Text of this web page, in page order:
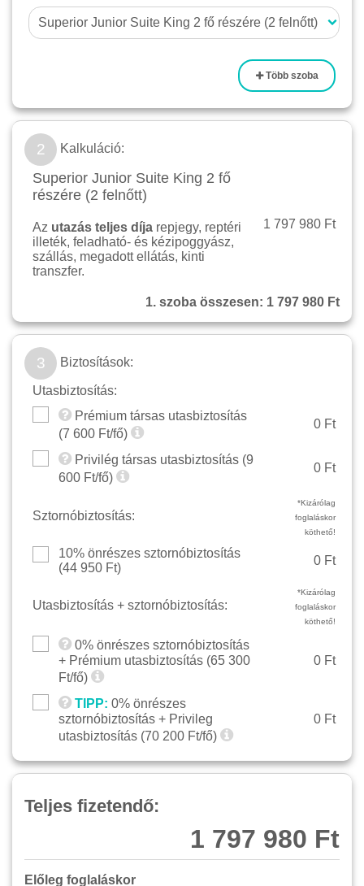
Több szoba
2 Kalkuláció:
Superior Junior Suite King 2 fő
részére (2 felnőtt)
Az utazás teljes díja repjegy, reptéri
illeték, feladható- és kézipoggyász,
szállás, megadott ellátás, kinti
transzfer.
1 797 980 Ft
1. szoba összesen: 1 797 980 Ft
3 Biztosítások:
Utasbiztosítás:
Prémium társas utasbiztosítás
(7 600 Ft/fő)
0 Ft
Privilég társas utasbiztosítás (9
600 Ft/fő)
0 Ft
Sztornóbiztosítás:
*Kizárólag
foglaláskor
köthető!
10% önrészes sztornóbiztosítás
(44 950 Ft)
0 Ft
Utasbiztosítás + sztornóbiztosítás:
*Kizárólag
foglaláskor
köthető!
0% önrészes sztornóbiztosítás
+ Prémium utasbiztosítás (65 300
Ft/fő)
0 Ft
TIPP: 0% önrészes
sztornóbiztosítás + Privileg
utasbiztosítás (70 200 Ft/fő)
0 Ft
Teljes fizetendő:
1 797 980 Ft
Előleg foglaláskor